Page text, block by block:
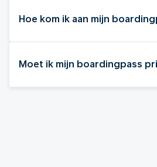
Hoe kom ik aan mijn
Moet ik mijn boardingpass